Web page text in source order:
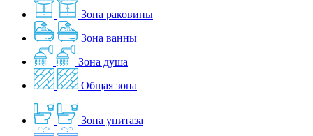
Зона раковины
Зона ванны
Зона душа
Общая зона
Зона унитаза